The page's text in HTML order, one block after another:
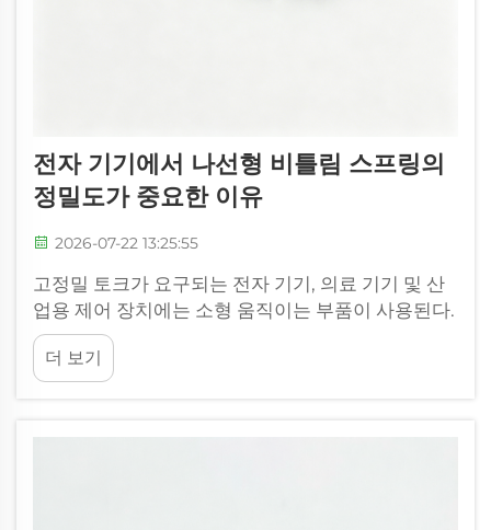
전자 기기에서 나선형 비틀림 스프링의
정밀도가 중요한 이유
2026-07-22 13:25:55
고정밀 토크가 요구되는 전자 기기, 의료 기기 및 산
업용 제어 장치에는 소형 움직이는 부품이 사용된다.
스마트폰 힌지, 디스크 드라이브 래치, 의료 기기 등
에 사용되는 나선형 비틀림 스프링은...
더 보기